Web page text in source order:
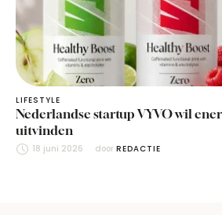
LIFESTYLE
Nederlandse startup VYVO wil
uitvinden
18 juni 2026 door REDACTIE